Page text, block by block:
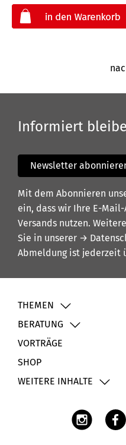
Informiert
Newsletter
Mit dem Abonnieren
ein, dass wir Ihre E-
Versands nutzen.
Sie in unserer →
Abmeldung ist jederzeit
THEMEN
BERATUNG
VORTRÄGE
SHOP
WEITERE INHALTE